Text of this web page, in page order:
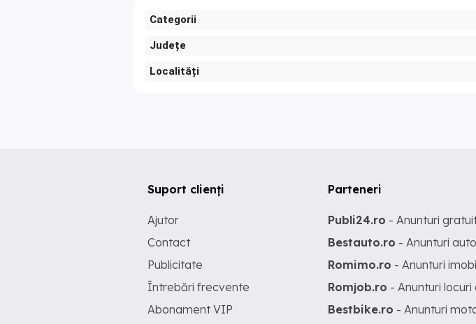
Categorii
Județe
Localități
Suport clienți
Ajutor
Contact
Publicitate
Întrebări frecvente
Abonament VIP
Parteneri
Publi24.ro - Anunturi
Bestauto.ro - Anunturi
Romimo.ro - Anunturi
Romjob.ro - Anunturi locuri
Bestbike.ro - Anunturi